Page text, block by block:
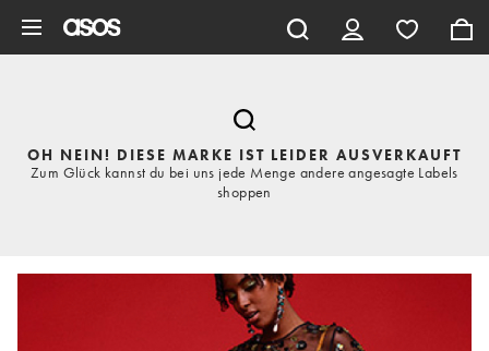
OH NEIN! DIESE MARKE IST LEIDER AUSVERKAUFT
Zum Glück kannst du bei uns jede Menge andere angesagte Labels
shoppen